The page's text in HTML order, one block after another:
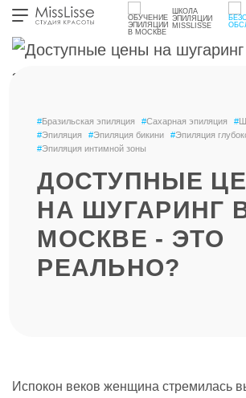
ШКОЛА
ЭПИЛЯЦИИ
MISSLISSE
#Бразильская эпиляция #Сахарная эпиляция #
#Эпиляция #Эпиляция бикини #Эпиляция
#Эпиляция интимной зоны
ДОСТУПНЫЕ
НА ШУГАРИНГ
МОСКВЕ - ЭТО
РЕАЛЬНО?
Испокон веков женщина стремилась